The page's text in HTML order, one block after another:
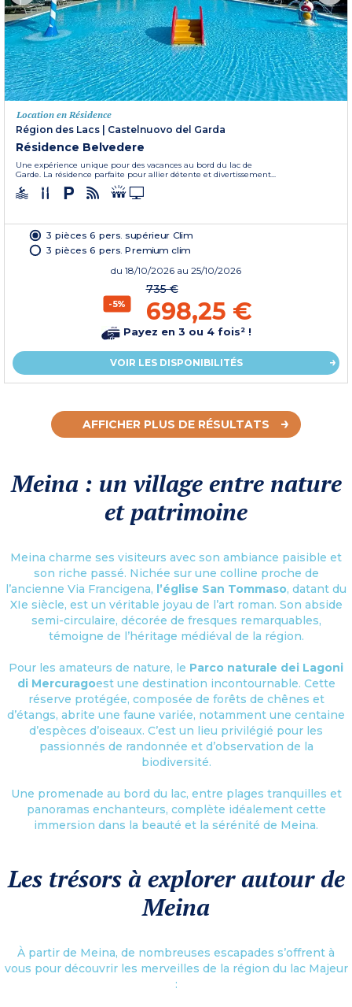
Location en Résidence
Région des Lacs | Castelnuovo del Garda
Résidence Belvedere
Une expérience unique pour des vacances au bord du lac de
Garde. La résidence parfaite pour allier détente et divertissement...
3 pièces 6 pers. supérieur Clim
3 pièces 6 pers. Premium clim
du 18/10/2026 au 25/10/2026
-5%
735 €
698,25 €
Payez en 3 ou 4 fois² !
VOIR LES DISPONIBILITÉS
AFFICHER PLUS DE RÉSULTATS
Meina : un village entre nature
et patrimoine
Meina charme ses visiteurs avec son ambiance paisible et
son riche passé. Nichée sur une colline proche de
l’ancienne Via Francigena, l’église San Tommaso, datant du
XIe siècle, est un véritable joyau de l’art roman. Son abside
semi-circulaire, décorée de fresques remarquables,
témoigne de l’héritage médiéval de la région.
Pour les amateurs de nature, le Parco naturale dei Lagoni
di Mercuragoest une destination incontournable. Cette
réserve protégée, composée de forêts de chênes et
d’étangs, abrite une faune variée, notamment une centaine
d’espèces d’oiseaux. C’est un lieu privilégié pour les
passionnés de randonnée et d’observation de la
biodiversité.
Une promenade au bord du lac, entre plages tranquilles et
panoramas enchanteurs, complète idéalement cette
immersion dans la beauté et la sérénité de Meina.
Les trésors à explorer autour de
Meina
À partir de Meina, de nombreuses escapades s’offrent à
vous pour découvrir les merveilles de la région du lac Majeur
: